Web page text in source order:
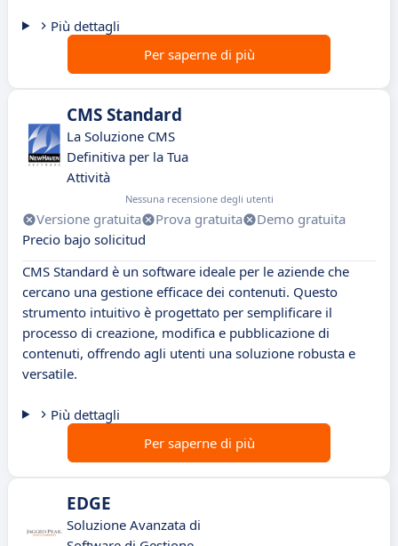
Più dettagli
Per saperne di più
CMS Standard
La Soluzione CMS
Definitiva per la Tua
Attività
Nessuna recensione degli utenti
Versione gratuita Prova gratuita
Demo gratuita
Precio bajo solicitud
CMS Standard è un software ideale per le aziende che
cercano una gestione efficace dei contenuti. Questo
strumento intuitivo è progettato per semplificare il
processo di creazione, modifica e pubblicazione di
contenuti, offrendo agli utenti una soluzione robusta e
versatile.
Più dettagli
Per saperne di più
EDGE
Soluzione Avanzata di